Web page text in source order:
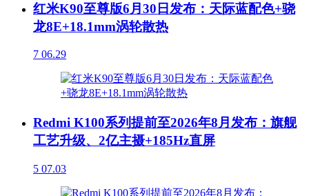
红米K90至尊版6月30日发布：天际蓝配色+骁
龙8E+18.1mm涡轮散热
7 06.29
Redmi K100系列提前至2026年8月发布：旗舰
工艺升级、2亿主摄+185Hz直屏
5 07.03